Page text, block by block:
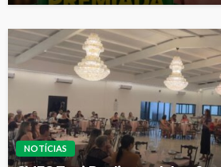
NOTÍCIAS